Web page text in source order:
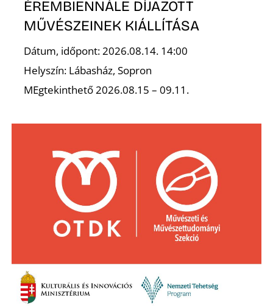
ÉREMBIENNÁLE DÍJAZOTT
MŰVÉSZEINEK KIÁLLÍTÁSA
Dátum, időpont: 2026.08.14. 14:00
Helyszín: Lábasház, Sopron
MEgtekinthető 2026.08.15 – 09.11.